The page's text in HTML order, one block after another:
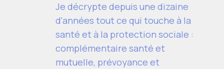
Je décrypte depuis une dizaine
d'années tout ce qui touche à la
santé et à la protection sociale :
complémentaire santé et
mutuelle, prévoyance et